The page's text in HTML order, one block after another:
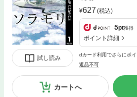
試し読み
627 (税込)
5pt獲得
ポイント詳細
dカード利用でさらにポ
返品不可
カートへ